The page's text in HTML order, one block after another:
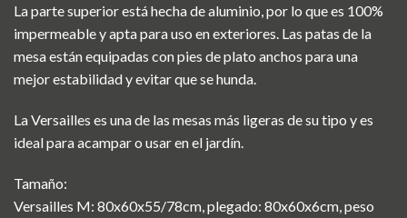
La parte superior está hecha de aluminio, por lo que es 100%
impermeable y apta para uso en exteriores. Las patas de la
mesa están equipadas con pies de plato anchos para una
mejor estabilidad y evitar que se hunda.
La Versailles es una de las mesas más ligeras de su tipo y es
ideal para acampar o usar en el jardín.
Tamaño:
Versailles M: 80x60x55/78cm, plegado: 80x60x6cm, peso